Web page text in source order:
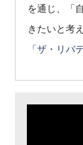
を通じ、「
きたいと考
「ザ・リバ